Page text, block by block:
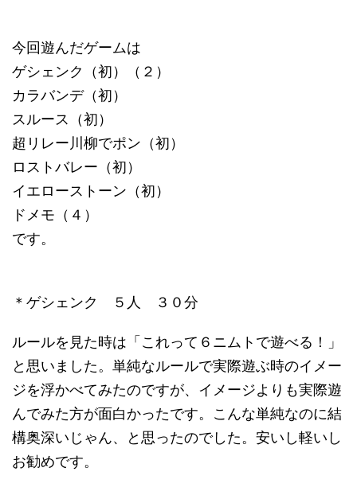
今回遊んだゲームは
ゲシェンク（初）（２）
カラバンデ（初）
スルース（初）
超リレー川柳でポン（初）
ロストバレー（初）
イエローストーン（初）
ドメモ（４）
です。
＊ゲシェンク ５人 ３０分
ルールを見た時は「これって６ニムトで遊べる！」
と思いました。単純なルールで実際遊ぶ時のイメー
ジを浮かべてみたのですが、イメージよりも実際遊
んでみた方が面白かったです。こんな単純なのに結
構奥深いじゃん、と思ったのでした。安いし軽いし
お勧めです。